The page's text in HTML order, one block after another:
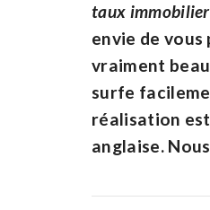
taux
envie de vous
vraiment
surfe
réalisation
anglaise.